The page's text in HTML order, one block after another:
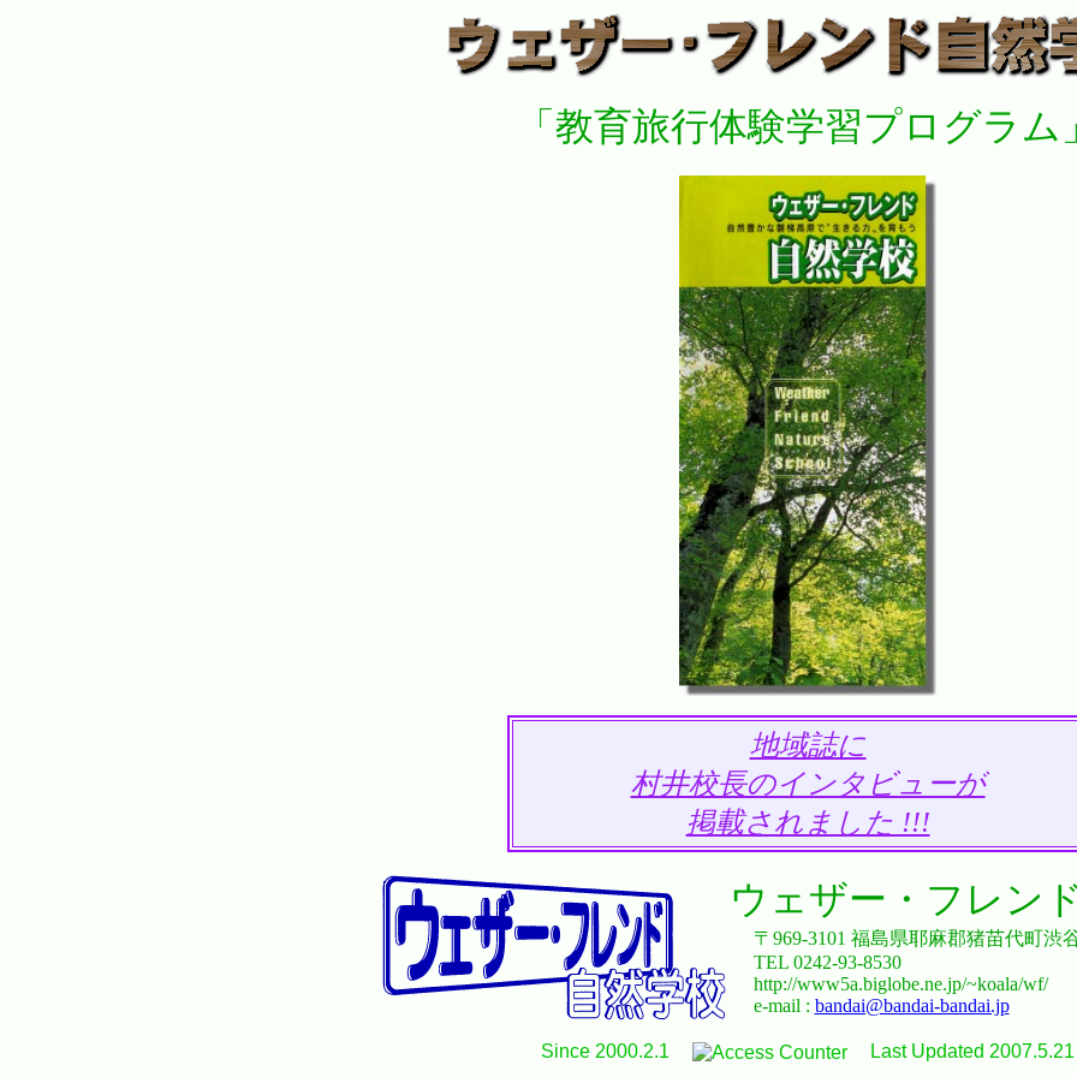
「教育旅行体験学習プログラム
地域誌に
村井校長のインタビューが
掲載されました !!!
ウェザー・フレン
〒969-3101 福島県耶麻郡猪苗代町渋
TEL 0242-93-8530
http://www5a.biglobe.ne.jp/~koala/wf/
e-mail : bandai@bandai-bandai.jp
Since 2000.2.1 Last Updated 2007.5.21